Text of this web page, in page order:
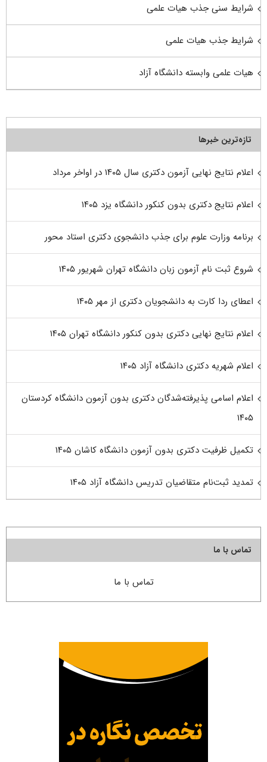
شرایط سنی جذب هیات علمی
شرایط جذب هیات علمی
هیات علمی وابسته دانشگاه آزاد
تازه‌ترین خبرها
اعلام نتایج نهایی آزمون دکتری سال ۱۴۰۵ در اواخر مرداد
اعلام نتایج دکتری بدون کنکور دانشگاه یزد ۱۴۰۵
برنامه وزارت علوم برای جذب دانشجوی دکتری استاد محور
شروع ثبت نام آزمون زبان دانشگاه تهران شهریور ۱۴۰۵
اعطای ردا کارت به دانشجویان دکتری از مهر ۱۴۰۵
اعلام نتایج نهایی دکتری بدون کنکور دانشگاه تهران ۱۴۰۵
اعلام شهریه دکتری دانشگاه آزاد ۱۴۰۵
اعلام اسامی پذیرفته‌شدگان دکتری بدون آزمون دانشگاه کردستان
۱۴۰۵
تکمیل ظرفیت دکتری بدون آزمون دانشگاه کاشان ۱۴۰۵
تمدید ثبت‌نام متقاضیان تدریس دانشگاه آزاد ۱۴۰۵
تماس با ما
تماس با ما